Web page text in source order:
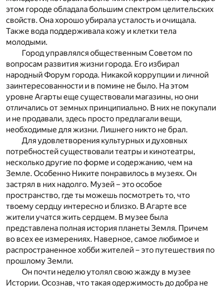
этом городе обладала большим спектром целительских
свойств. Она хорошо убирала усталость и очищала.
Также вода поддерживала кожу и клетки тела
молодыми.
Город управлялся общественным Советом по
вопросам развития жизни города. Его избирал
народный Форум города. Никакой коррупции и личной
заинтересованности и в помине не было. На этом
уровне Агарты еще существовали магазины, но они
отличались от земных принципиально. В них не покупали
и не продавали, здесь просто предлагали вещи,
необходимые для жизни. Лишнего никто не брал.
Для удовлетворения культурных и духовных
потребностей существовали театры и кинотеатры,
несколько другие по форме и содержанию, чем на
Земле. Особенно Никите понравилось в музеях. Он
застрял в них надолго. Музей – это особое
пространство, где ты можешь посмотреть то, что
твоему сердцу интересно и близко. В Агарте все
жители учатся жить сердцем. В музее была
представлена полная история планеты Земля. Причем
во всех ее измерениях. Наверное, самое любимое и
распространенное хобби жителей – это путешествия по
прошлому Земли.
Он почти неделю утолял свою жажду в музее
Истории. Осознав, что такая одержимость до добра не